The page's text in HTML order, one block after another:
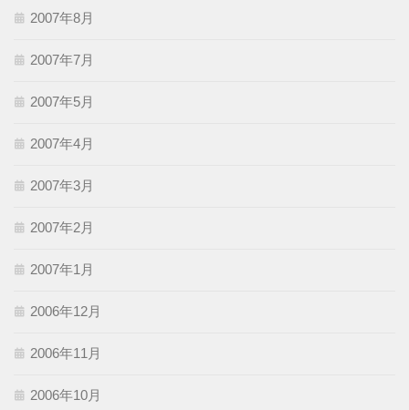
2007年8月
2007年7月
2007年5月
2007年4月
2007年3月
2007年2月
2007年1月
2006年12月
2006年11月
2006年10月